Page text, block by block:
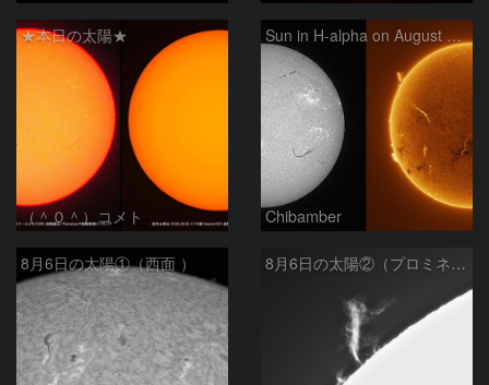
★本日の太陽★
（＾０＾）コメト
Sun in H-alpha on August 6, 2026
Chibamber
8月6日の太陽①（西面 ） 8月6日の太陽②（プロミネン北東縁 ）